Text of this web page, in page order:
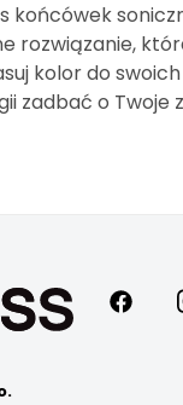
końcówek
rozwiązanie,
kolor do
zadbać o Twoje